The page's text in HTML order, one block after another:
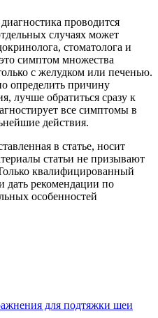
проводится
случаях может
стоматолога и
симптом множества
с желудком или печенью.
определить причину
лучше обратиться сразу к
все симптомы в
действия.
в статье, носит
статьи не призывают
квалифицированный
дать рекомендации по
особенностей
для подтяжки шеи